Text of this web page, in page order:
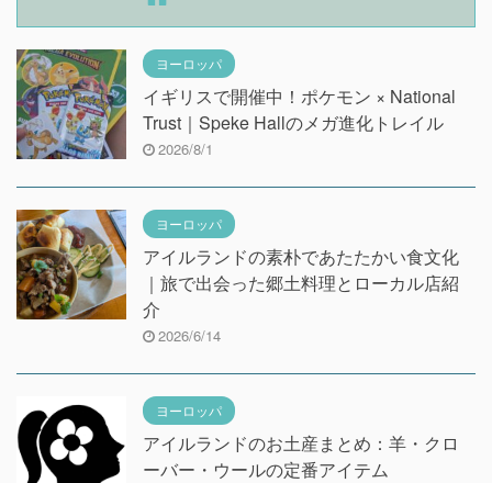
ヨーロッパ
イギリスで開催中！ポケモン × National
Trust｜Speke Hallのメガ進化トレイル
2026/8/1
ヨーロッパ
アイルランドの素朴であたたかい食文化
｜旅で出会った郷土料理とローカル店紹
介
2026/6/14
ヨーロッパ
アイルランドのお土産まとめ：羊・クロ
ーバー・ウールの定番アイテム